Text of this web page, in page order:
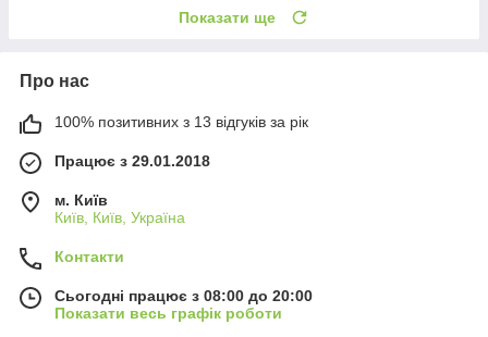
Показати ще
Про нас
100% позитивних з 13 відгуків за рік
Працює з 29.01.2018
м. Київ
Київ, Київ, Україна
Контакти
Сьогодні працює з 08:00 до 20:00
Показати весь графік роботи